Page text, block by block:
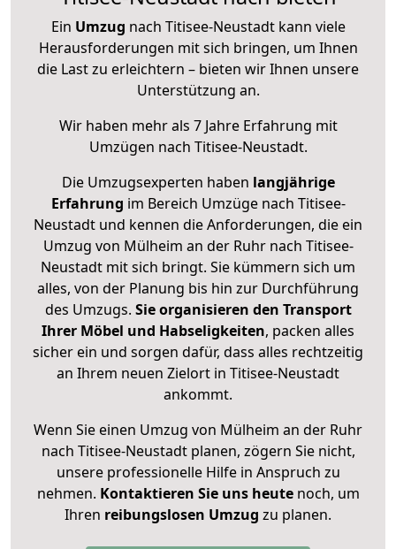
Ein Umzug nach Titisee-Neustadt kann viele
Herausforderungen mit sich bringen, um Ihnen
die Last zu erleichtern – bieten wir Ihnen unsere
Unterstützung an.
Wir haben mehr als 7 Jahre Erfahrung mit
Umzügen nach Titisee-Neustadt.
Die Umzugsexperten haben langjährige
Erfahrung im Bereich Umzüge nach Titisee-
Neustadt und kennen die Anforderungen, die ein
Umzug von Mülheim an der Ruhr nach Titisee-
Neustadt mit sich bringt. Sie kümmern sich um
alles, von der Planung bis hin zur Durchführung
des Umzugs. Sie organisieren den Transport
Ihrer Möbel und Habseligkeiten, packen alles
sicher ein und sorgen dafür, dass alles rechtzeitig
an Ihrem neuen Zielort in Titisee-Neustadt
ankommt.
Wenn Sie einen Umzug von Mülheim an der Ruhr
nach Titisee-Neustadt planen, zögern Sie nicht,
unsere professionelle Hilfe in Anspruch zu
nehmen. Kontaktieren Sie uns heutenoch, um
Ihren reibungslosen Umzug zu planen.